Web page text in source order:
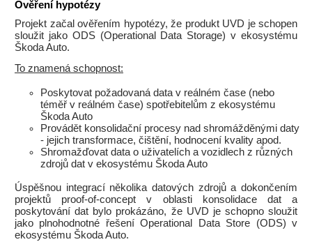
Ověření hypotézy
Projekt začal ověřením hypotézy, že produkt UVD je schopen
sloužit jako ODS (Operational Data Storage) v ekosystému
Škoda Auto.
To znamená schopnost:
Poskytovat požadovaná data v reálném čase (nebo
téměř v reálném čase) spotřebitelům z ekosystému
Škoda Auto
Provádět konsolidační procesy nad shromážděnými daty
- jejich transformace, čištění, hodnocení kvality apod.
Shromažďovat data o uživatelích a vozidlech z různých
zdrojů dat v ekosystému Škoda Auto
Úspěšnou integrací několika datových zdrojů a dokončením
projektů proof-of-concept v oblasti konsolidace dat a
poskytování dat bylo prokázáno, že UVD je schopno sloužit
jako plnohodnotné řešení Operational Data Store (ODS) v
ekosystému Škoda Auto.